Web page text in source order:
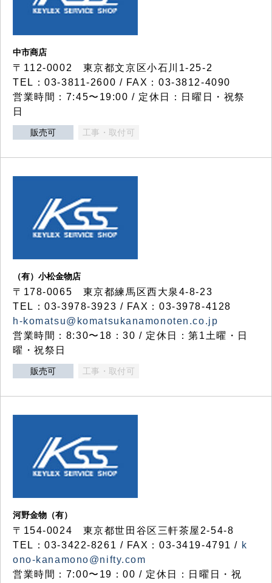
中市商店
〒112-0002 東京都文京区小石川1-25-2
TEL：03-3811-2600 / FAX：03-3812-4090
営業時間：7:45〜19:00 / 定休日：日曜日・祝祭
日
販売可 工事・取付可
（有）小松金物店
〒178-0065 東京都練馬区西大泉4-8-23
TEL：03-3978-3923 / FAX：03-3978-4128
h-komatsu@komatsukanamonoten.co.jp
営業時間：8:30〜18：30 / 定休日：第1土曜・日
曜・祝祭日
販売可 工事・取付可
河野金物（有）
〒154-0024 東京都世田谷区三軒茶屋2-54-8
TEL：03-3422-8261 / FAX：03-3419-4791 / k
ono-kanamono@nifty.com
営業時間：7:00〜19：00 / 定休日：日曜日・祝